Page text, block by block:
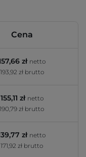
Cena
zł netto
193,92 zł brutto
155,11 zł netto
190,79 zł brutto
zł netto
171,92 zł brutto